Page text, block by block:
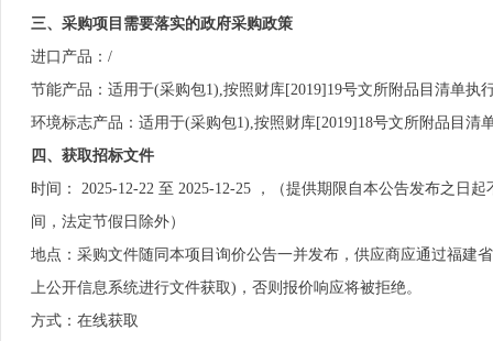
三、采购项目需要落实的政府采购政策
进口产品：/
节能产品：适用于(采购包1),按照财库[2019]19号文所附品目清单执
环境标志产品：适用于(采购包1),按照财库[2019]18号文所附品目清
四、获取招标文件
时间： 2025-12-22 至 2025-12-25 ，（提供期限自本公告发布之日
间，法定节假日除外）
地点：采购文件随同本项目询价公告一并发布，供应商应通过福建
上公开信息系统进行文件获取)，否则报价响应将被拒绝。
方式：在线获取